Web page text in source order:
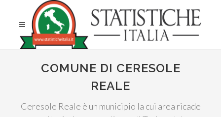
COMUNE DI CERESOLE
REALE
Ceresole Reale è un municipio la cui area ricade